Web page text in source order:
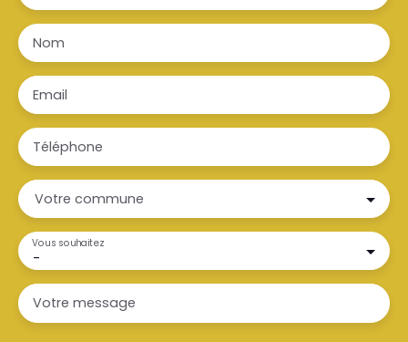
Nom
Email
Téléphone
Votre commune
-
Vous souhaitez
Votre message